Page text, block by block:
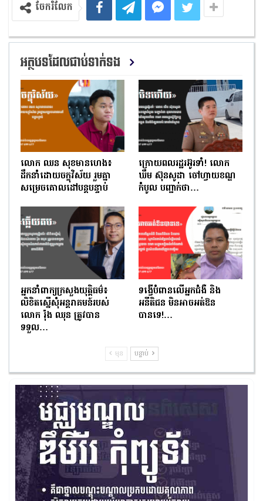
ចែករំលែក
អត្ថបទដែលជាប់ទាក់ទង
លោក ឈន សុខមានហេង៖
ដឹកនាំដោយចក្ខុវិស័យ រួមគ្នា
សម្រេចគោលដៅបន្តបន្ទាប់
ក្រោយពលរដ្ឋរអ៊ូរទាំ! លោក
ឃឹម ស៊ុនសូដា ចៅហ្វាយខណ្ឌ
កំបូល បញ្ជាក់ថា…
អ្នកនាំពាក្យក្រសួងយុត្តិធម៌៖
លិខិតស្នើសុំអន្តរាគមន៍របស់
លោក រ៉ុង ឈុន ត្រូវបាន
ទទួល…
ទង្វើបំពានលើអ្នកជំងឺ និង
អនីតិជន មិនអាចអត់ឱន
បានទេ!…
មុន បន្ទាប់